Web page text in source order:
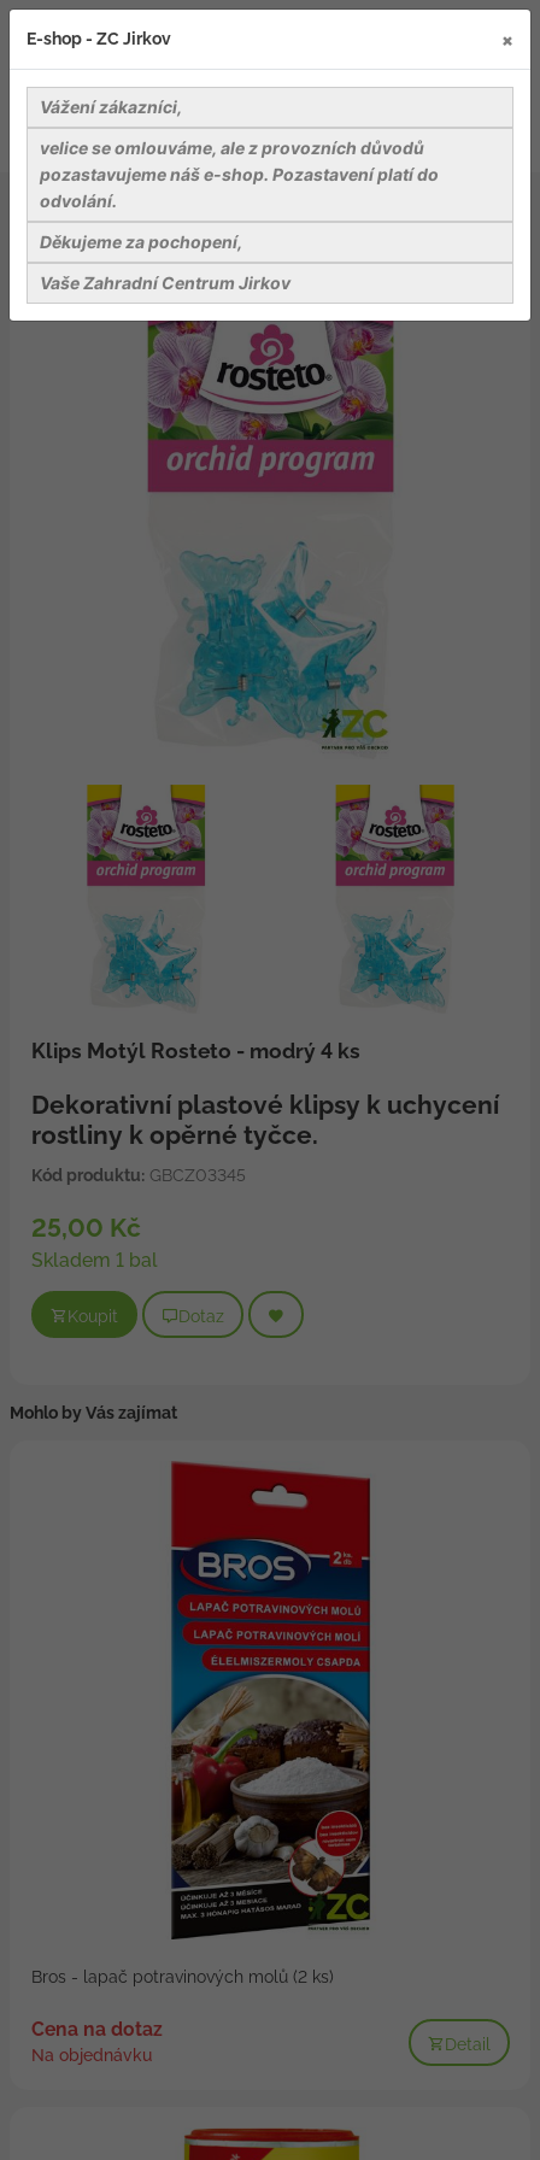
Záhradnické potřeby
Klips Motýl Rosteto - modrý 4 ks
Klips Motýl Rosteto - modrý 4 ks
Dekorativní plastové klipsy k uchycení
rostliny k opěrné tyčce.
Kód produktu:GBCZ03345
25,00 Kč
Skladem 1 bal
Koupit Dotaz
Mohlo by Vás zajímat
Bros - lapač potravinových molů (2 ks)
Cena na dotaz
Na objednávku
Detail
E-shop - ZC Jirkov ×
Vážení zákazníci,
velice se omlouváme, ale z provozních důvodů
pozastavujeme náš e-shop. Pozastavení platí do
odvolání.
Děkujeme za pochopení,
Vaše Zahradní Centrum Jirkov